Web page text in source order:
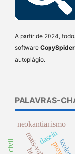
A partir de 2024,
software CopySpider
autoplágio.
PALAVRAS-
neokantianismo
dasein